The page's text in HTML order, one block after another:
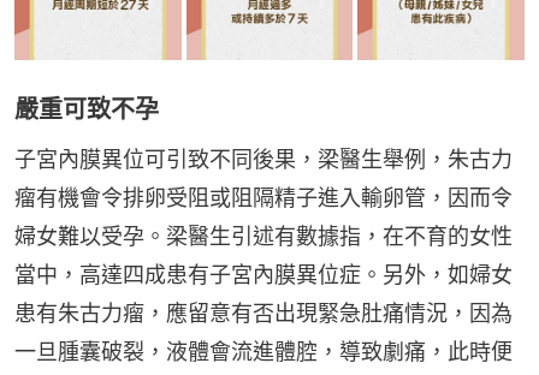
嚴重可致不孕
子宮內膜異位可引致不同後果，梁醫生舉例，朱古力
瘤有機會令排卵受阻或阻隔精子進入輸卵管，因而令
婦女難以受孕。梁醫生引述有數據指，在不育的女性
當中，高達四成患有子宮內膜異位症。另外，如婦女
患有朱古力瘤，應留意有否出現緊急肚痛情況，因為
一旦腫囊破裂，液體會流進體腔，導致劇痛，此時便